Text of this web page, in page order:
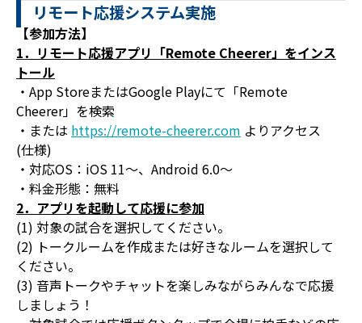
リモート応援システム実施
【参加方法】
1．リモート応援アプリ「Remote Cheerer」をインス
トール
・App StoreまたはGoogle Playにて「Remote
Cheerer」を検索
・または https://remote-cheerer.com よりアクセス
(仕様)
・対応OS：iOS 11～、Android 6.0～
・料金形態：無料
2．アプリを起動して応援に参加
(1) 対象の試合を選択してください。
(2) トークルームを作成または好きなルームを選択して
ください。
(3) 音声トークやチャットを楽しみながらみんなで応援
しましょう！